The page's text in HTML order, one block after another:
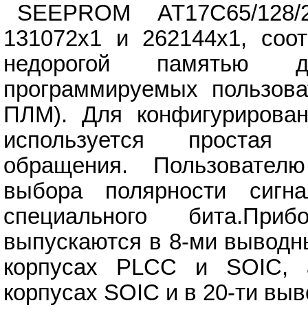
SEEPROM AT17С65/
131072x1 и 262144x1,
недорогой памятью
программируемых
ПЛМ). Для
используется простая
обращения.
выбора полярности
специального
выпускаются в 8-ми
корпусах PLCC и
корпусах SOIC и в 20-ти